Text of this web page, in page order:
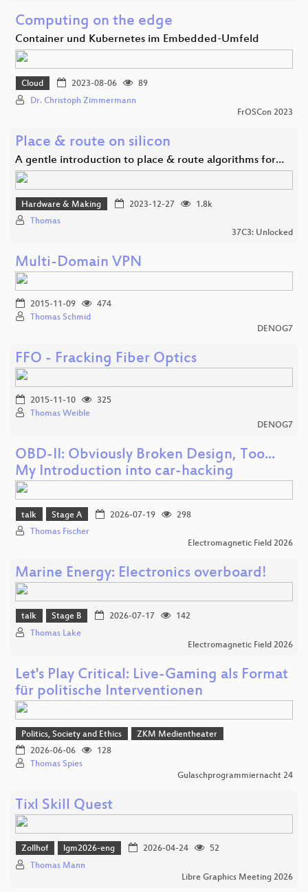
Computing on the edge
Container und Kubernetes im Embedded-Umfeld
Cloud 2023-08-06
89
Dr. Christoph Zimmermann
FrOSCon 2023
Place & route on silicon
A gentle introduction to place & route algorithms for…
Hardware & Making 2023-12-27
1.8k
Thomas
37C3: Unlocked
Multi-Domain VPN
2015-11-09
474
Thomas Schmid
DENOG7
FFO - Fracking Fiber Optics
2015-11-10
325
Thomas Weible
DENOG7
OBD-II: Obviously Broken Design, Too...
My Introduction into car-hacking
talk Stage A 2026-07-19
298
Thomas Fischer
Electromagnetic Field 2026
Marine Energy: Electronics overboard!
talk Stage B 2026-07-17
142
Thomas Lake
Electromagnetic Field 2026
Let's Play Critical: Live-Gaming als Format
für politische Interventionen
Politics, Society and Ethics
ZKM Medientheater
2026-06-06
128
Thomas Spies
Gulaschprogrammiernacht 24
Tixl Skill Quest
Zollhof lgm2026-eng 2026-04-24
52
Thomas Mann
Libre Graphics Meeting 2026